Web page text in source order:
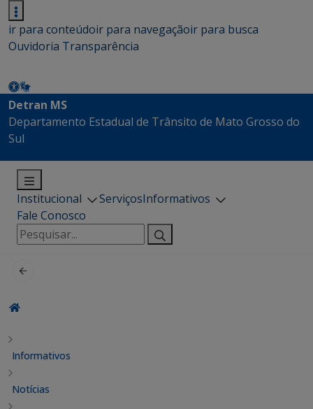
ir para conteúdoir para navegaçãoir para busca
Ouvidoria Transparência
Detran MS
Departamento Estadual de Trânsito de Mato Grosso do
Sul
Institucional ServiçosInformativos
Fale Conosco
Pesquisar
por:
Informativos
Notícias